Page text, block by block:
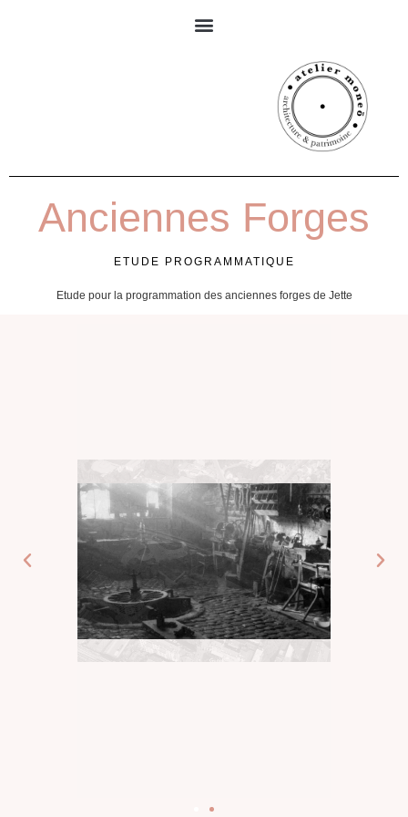
Anciennes Forges
ETUDE PROGRAMMATIQUE
Etude pour la programmation des anciennes forges de Jette